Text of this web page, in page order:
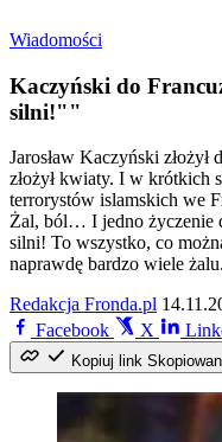
Wiadomości
Kaczyński do
silni!""
Jarosław Kaczyński złożył
złożył kwiaty. I w krótkich
terrorystów islamskich we
Żal, ból… I jedno życzenie
silni! To wszystko, co
naprawdę bardzo wiele
Redakcja Fronda.pl
Facebook
X
Kopiuj link